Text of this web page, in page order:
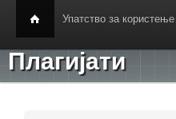
Упатство за
Плагијати